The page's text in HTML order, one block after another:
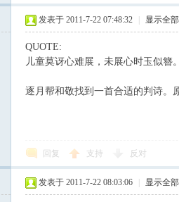
发表于 2011-7-22 07:48:32 显示全
QUOTE:
儿童莫讶心难展，未展心时玉似簪。
逐月帮和敬找到一首合适的判诗。
回复 支持 反对
发表于 2011-7-22 08:03:06 显示全